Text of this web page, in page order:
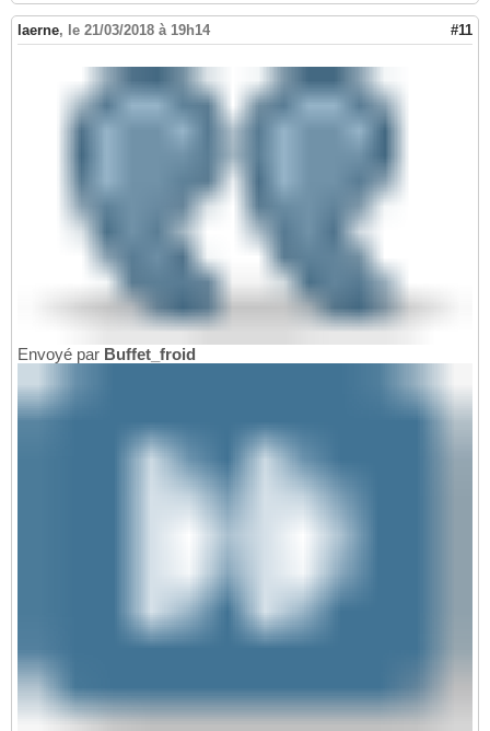
laerne, le 21/03/2018 à 19h14 #11
Envoyé par Buffet_froid